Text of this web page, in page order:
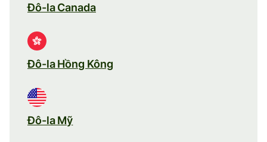
Đô-la Canada
Đô-la Hồng Kông
Đô-la Mỹ